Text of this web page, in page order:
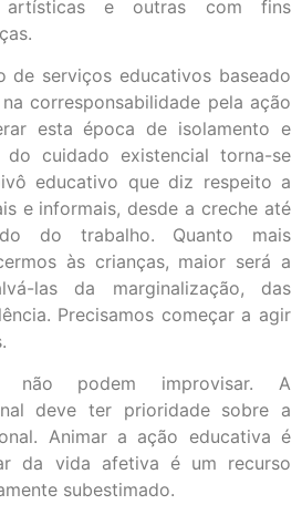
artísticas e outras com fins
de serviços educativos baseado
corresponsabilidade pela ação
esta época de isolamento e
do cuidado existencial torna-se
educativo que diz respeito a
e informais, desde a creche até
do trabalho. Quanto mais
às crianças, maior será a
las da marginalização, das
Precisamos começar a agir
não podem improvisar. A
deve ter prioridade sobre a
Animar a ação educativa é
da vida afetiva é um recurso
subestimado.